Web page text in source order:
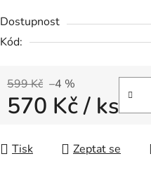
z
5
Dostupnost
Kód:
599 Kč –4 %
570 Kč/ ks
Tisk Zeptat se